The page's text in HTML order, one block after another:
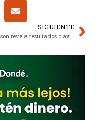
SIGUIENTE
Johnson revela resultados clave de la estrategia binacional de seguridad